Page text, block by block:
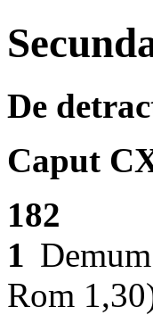
De
Caput
182
1
Rom